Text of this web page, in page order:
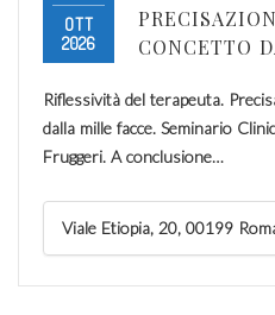
OTT
2026
CONCETTO
Riflessività del terapeuta.
dalla mille facce. Seminario
Fruggeri. A conclusione…
Viale Etiopia, 20, 00199